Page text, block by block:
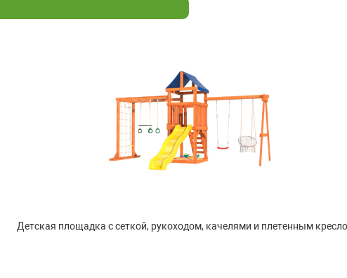
Детская площадка с сеткой, рукоходом, качелями и плетенным